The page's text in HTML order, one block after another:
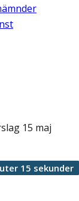
15 maj
15 sekunder